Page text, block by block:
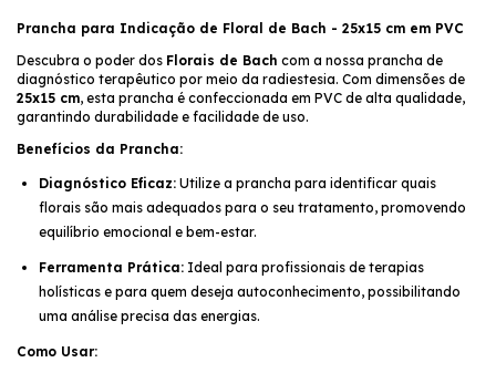
Prancha para Indicação de Floral de Bach - 25x15 cm em PVC
Descubra o poder dos Florais de Bach com a nossa prancha de
diagnóstico terapêutico por meio da radiestesia. Com dimensões de
25x15 cm, esta prancha é confeccionada em PVC de alta qualidade,
garantindo durabilidade e facilidade de uso.
Benefícios da Prancha:
Diagnóstico Eficaz: Utilize a prancha para identificar quais
florais são mais adequados para o seu tratamento, promovendo
equilíbrio emocional e bem-estar.
Ferramenta Prática: Ideal para profissionais de terapias
holísticas e para quem deseja autoconhecimento, possibilitando
uma análise precisa das energias.
Como Usar: